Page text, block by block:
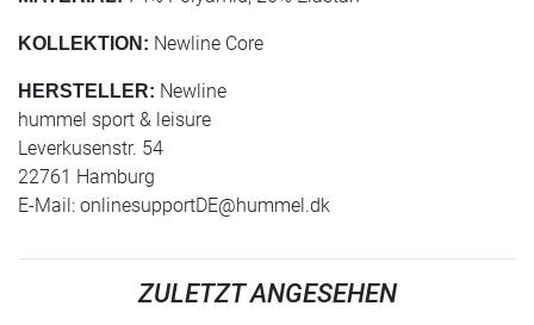
KOLLEKTION: Newline Core
HERSTELLER: Newline
hummel sport & leisure
Leverkusenstr. 54
22761 Hamburg
E-Mail: onlinesupportDE@hummel.dk
ZULETZT ANGESEHEN